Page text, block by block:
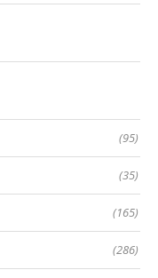
(95)
(35)
(165)
(286)